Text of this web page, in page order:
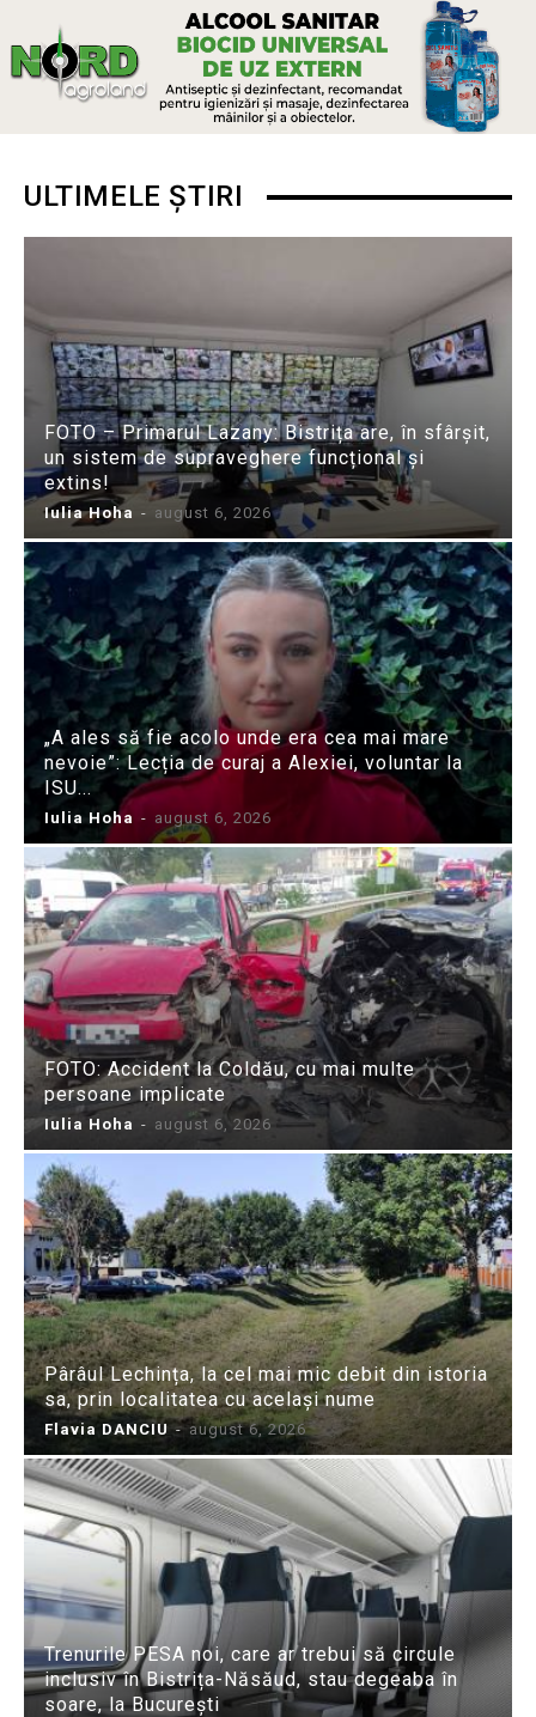
ULTIMELE ȘTIRI
FOTO – Primarul Lazany: Bistrița are, în sfârșit,
un sistem de supraveghere funcțional și
extins!
Iulia Hoha - august 6, 2026
„A ales să fie acolo unde era cea mai mare
nevoie”: Lecția de curaj a Alexiei, voluntar la
ISU...
Iulia Hoha - august 6, 2026
FOTO: Accident la Coldău, cu mai multe
persoane implicate
Iulia Hoha - august 6, 2026
Pârâul Lechința, la cel mai mic debit din istoria
sa, prin localitatea cu același nume
Flavia DANCIU - august 6, 2026
Trenurile PESA noi, care ar trebui să circule
inclusiv în Bistrița-Năsăud, stau degeaba în
soare, la București